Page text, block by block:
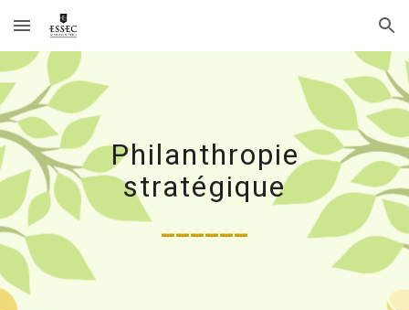
Skip to main content Skip to navigation
Philanthropie
stratégique
______